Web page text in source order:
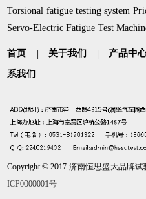
Torsional fatigue testing system
Servo-Electric Fatigue Test
首页 | 关于我们 | 产品中
系我们
Copyright © 2017 济南恒思盛大品牌试
ICP0000001号